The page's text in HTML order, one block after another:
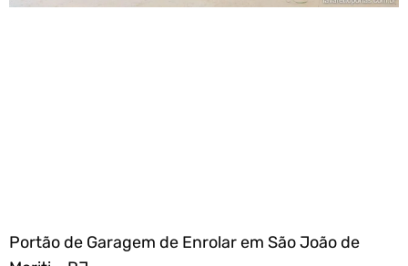
Portão de Garagem de Enrolar em São João de